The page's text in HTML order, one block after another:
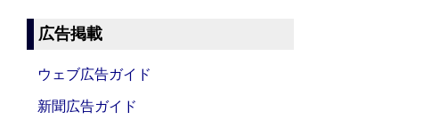
広告掲載
ウェブ広告ガイド
新聞広告ガイド